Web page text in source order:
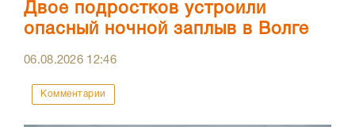
Двое подростков устроили
опасный ночной заплыв в Волге
06.08.2026 12:46
Комментарии